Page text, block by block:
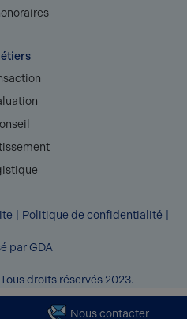
Nous contacter
Politique de confidentialité
droits réservés 2023.
par GDA